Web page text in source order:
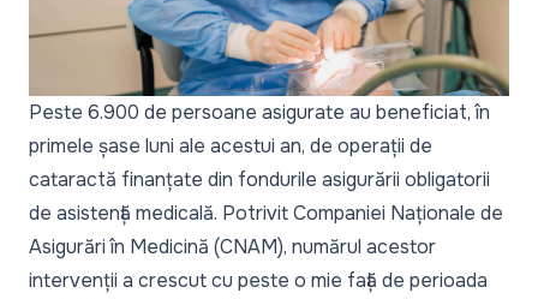
Peste 6.900 de persoane asigurate au beneficiat, în
primele șase luni ale acestui an, de operații de
cataractă finanțate din fondurile asigurării obligatorii
de asistență medicală. Potrivit Companiei Naționale de
Asigurări în Medicină (CNAM), numărul acestor
intervenții a crescut cu peste o mie față de perioada